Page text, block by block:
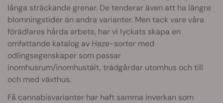
långa sträckande grenar. De tenderar även att ha längre
blomningstider än andra varianter. Men tack vare våra
förädlares hårda arbete, har vi lyckats skapa en
omfattande katalog av Haze-sorter med
odlingsegenskaper som passar
inomhusrum/inomhustält, trädgårdar utomhus och till
och med växthus.
Få cannabisvarianter har haft samma inverkan som